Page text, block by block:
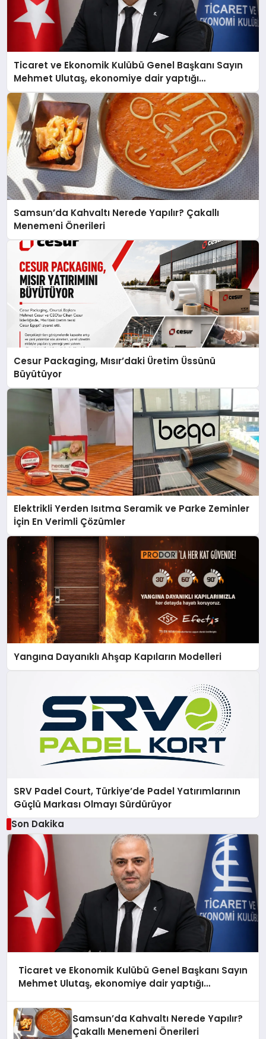
Ticaret ve Ekonomik Kulübü Genel Başkanı Sayın
Mehmet Ulutaş, ekonomiye dair yaptığı
açıklamada şunları kaydetti:
Samsun’da Kahvaltı Nerede Yapılır? Çakallı
Menemeni Önerileri
Cesur Packaging, Mısır’daki Üretim Üssünü
Büyütüyor
Elektrikli Yerden Isıtma Seramik ve Parke Zeminler
İçin En Verimli Çözümler
Yangına Dayanıklı Ahşap Kapıların Modelleri
SRV Padel Court, Türkiye’de Padel Yatırımlarının
Güçlü Markası Olmayı Sürdürüyor
Son Dakika
Ticaret ve Ekonomik Kulübü Genel Başkanı Sayın
Mehmet Ulutaş, ekonomiye dair yaptığı
Samsun’da Kahvaltı Nerede Yapılır?
Çakallı Menemeni Önerileri